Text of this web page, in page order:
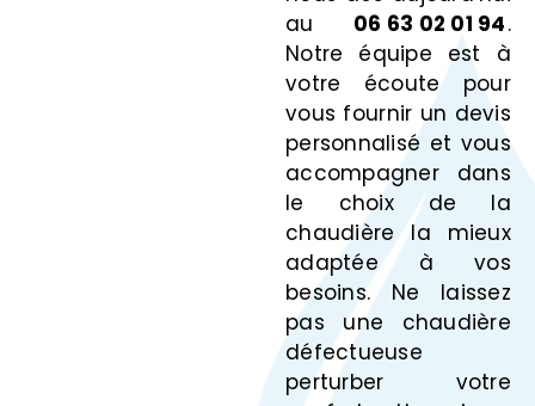
au 06 63 02 01 94.
Notre équipe est à
votre écoute pour
vous fournir un devis
personnalisé et vous
accompagner dans
le choix de la
chaudière la mieux
adaptée à vos
besoins. Ne laissez
pas une chaudière
défectueuse
perturber votre